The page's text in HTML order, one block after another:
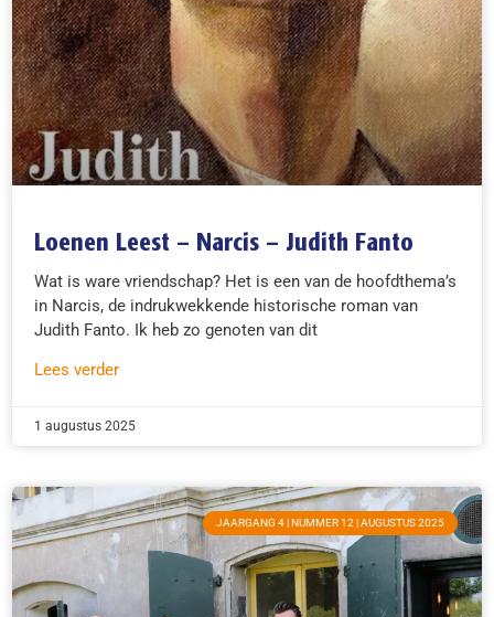
Loenen Leest – Narcis – Judith Fanto
Wat is ware vriendschap? Het is een van de hoofdthema’s
in Narcis, de indrukwekkende historische roman van
Judith Fanto. Ik heb zo genoten van dit
Lees verder
1 augustus 2025
JAARGANG 4 | NUMMER 12 | AUGUSTUS 2025